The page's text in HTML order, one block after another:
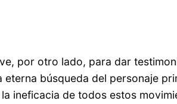
por otro lado, para dar
búsqueda del personaje
ineficacia de todos estos